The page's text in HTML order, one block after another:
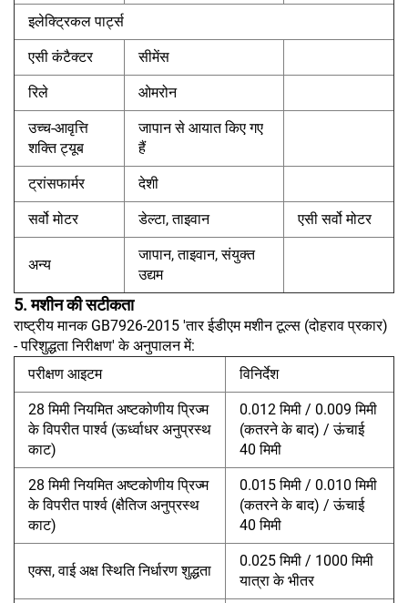
इलेक्ट्रिकल पार्ट्स
एसी कंटैक्टर सीमेंस
रिले ओमरोन
उच्च-आवृत्ति
शक्ति ट्यूब
जापान से आयात किए गए
हैं
ट्रांसफार्मर देशी
सर्वो मोटर डेल्टा, ताइवान एसी सर्वो मोटर
अन्य
जापान, ताइवान, संयुक्त
उद्यम
5. मशीन की सटीकता
राष्ट्रीय मानक GB7926-2015 'तार ईडीएम मशीन टूल्स (दोहराव प्रकार)
- परिशुद्धता निरीक्षण' के अनुपालन में:
परीक्षण आइटम
विनिर्देश
28 मिमी नियमित अष्टकोणीय प्रिज्म
के विपरीत पार्श्व (ऊर्ध्वाधर अनुप्रस्थ
काट)
0.012 मिमी / 0.009 मिमी
(कतरने के बाद) / ऊंचाई
40 मिमी
28 मिमी नियमित अष्टकोणीय प्रिज्म
के विपरीत पार्श्व (क्षैतिज अनुप्रस्थ
काट)
0.015 मिमी / 0.010 मिमी
(कतरने के बाद) / ऊंचाई
40 मिमी
एक्स, वाई अक्ष स्थिति निर्धारण शुद्धता
0.025 मिमी / 1000 मिमी
यात्रा के भीतर